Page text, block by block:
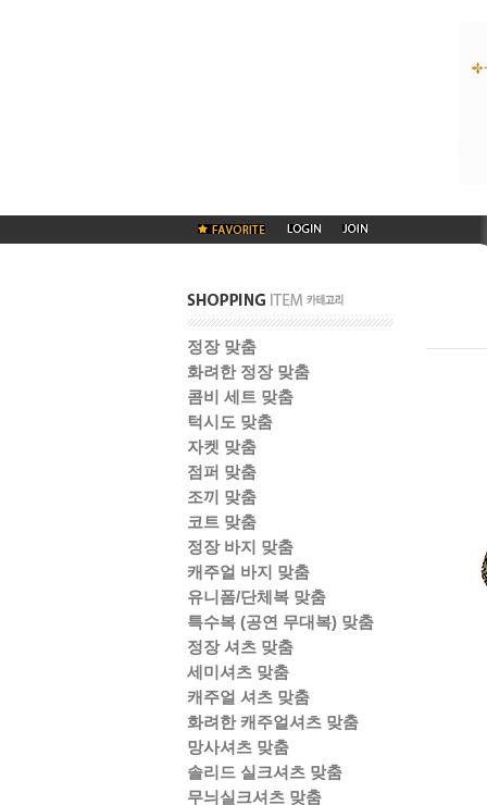
정장 맞춤
화려한 정장 맞춤
콤비 세트 맞춤
턱시도 맞춤
자켓 맞춤
점퍼 맞춤
조끼 맞춤
코트 맞춤
정장 바지 맞춤
캐주얼 바지 맞춤
유니폼/단체복 맞춤
특수복 (공연 무대복) 맞춤
정장 셔츠 맞춤
세미셔츠 맞춤
캐주얼 셔츠 맞춤
화려한 캐주얼셔츠 맞춤
망사셔츠 맞춤
솔리드 실크셔츠 맞춤
무늬실크셔츠 맞춤